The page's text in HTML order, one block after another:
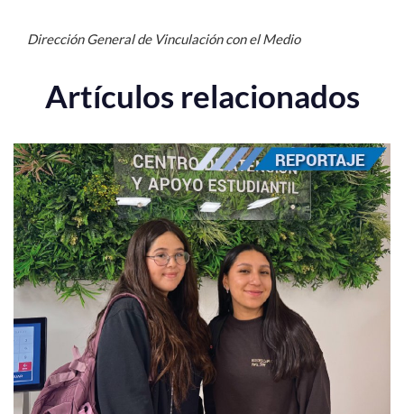
Dirección General de Vinculación con el Medio
Artículos relacionados